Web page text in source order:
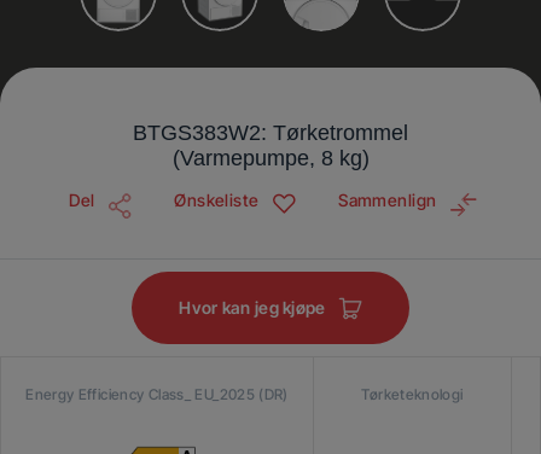
BTGS383W2: Tørketrommel
(Varmepumpe, 8 kg)
Del Ønskeliste Sammenlign
Hvor kan jeg kjøpe
Energy Efficiency Class_ EU_2025 (DR) Tørketeknologi